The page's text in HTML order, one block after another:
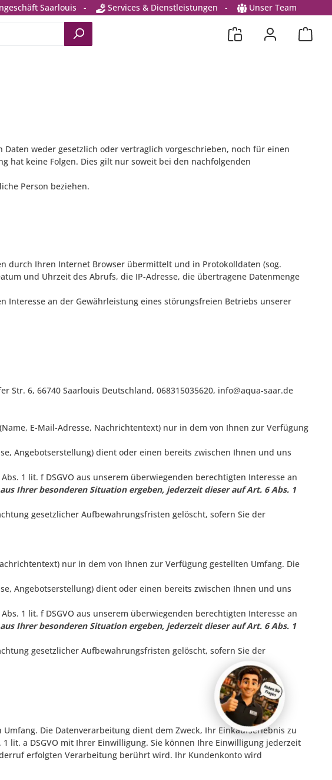
Saarlouis - Services & Dienstleistungen - Unser Team
weder gesetzlich oder vertraglich vorgeschrieben, noch für einen
hat keine Folgen. Dies gilt nur soweit bei den nachfolgenden
Person beziehen.
durch Ihren Internet Browser übermittelt und in Protokolldaten (sog.
und Uhrzeit des Abrufs, die IP-Adresse, die übertragene Datenmenge
Interesse an der Gewährleistung eines störungsfreien Betriebs unserer
Str. 6, 66740 Saarlouis Deutschland, 068315035620, info@aqua-saar.de
E-Mail-Adresse, Nachrichtentext) nur in dem von Ihnen zur Verfügung
Angebotserstellung) dient oder einen bereits zwischen Ihnen und uns
1 lit. f DSGVO aus unserem überwiegenden berechtigten Interesse an
Ihrer besonderen Situation ergeben, jederzeit dieser auf Art. 6 Abs. 1
gesetzlicher Aufbewahrungsfristen gelöscht, sofern Sie der
nur in dem von Ihnen zur Verfügung gestellten Umfang. Die
Angebotserstellung) dient oder einen bereits zwischen Ihnen und uns
1 lit. f DSGVO aus unserem überwiegenden berechtigten Interesse an
Ihrer besonderen Situation ergeben, jederzeit dieser auf Art. 6 Abs. 1
gesetzlicher Aufbewahrungsfristen gelöscht, sofern Sie der
Die Datenverarbeitung dient dem Zweck, Ihr Einkaufserlebnis zu
lit. a DSGVO mit Ihrer Einwilligung. Sie können Ihre Einwilligung jederzeit
erfolgten Verarbeitung berührt wird. Ihr Kundenkonto wird